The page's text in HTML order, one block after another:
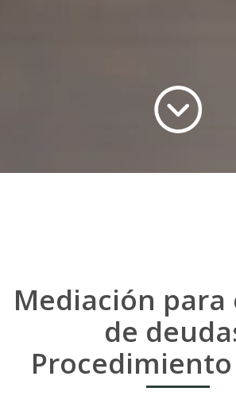
Mediación para
de